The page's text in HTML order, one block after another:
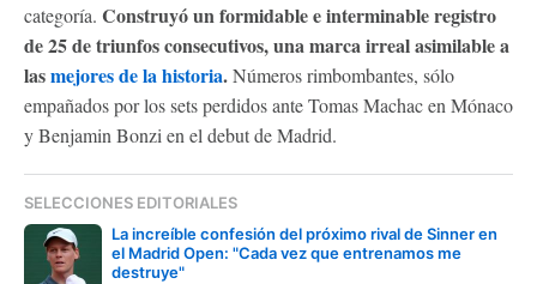
categoría. Construyó un formidable e interminable registro
de 25 de triunfos consecutivos, una marca irreal asimilable a
lasmejores de la historia.Números rimbombantes, sólo
empañados por los sets perdidos ante Tomas Machac en Mónaco
y Benjamin Bonzi en el debut de Madrid.
SELECCIONES EDITORIALES
La increíble confesión del próximo rival de Sinner en
el Madrid Open: "Cada vez que entrenamos me
destruye"